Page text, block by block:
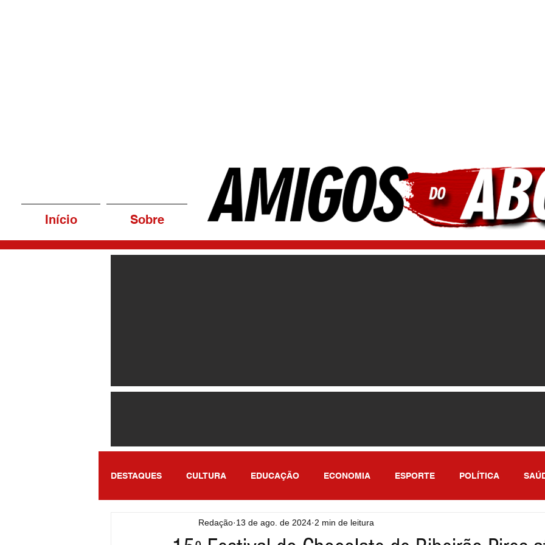
Início Sobre
DESTAQUES CULTURA EDUCAÇÃO ECONOMIA ESPORTE POLÍTICA
ENTRETENIMENTO SÃO PAULO
Redação 13 de ago. de 2024 2 min de leitura